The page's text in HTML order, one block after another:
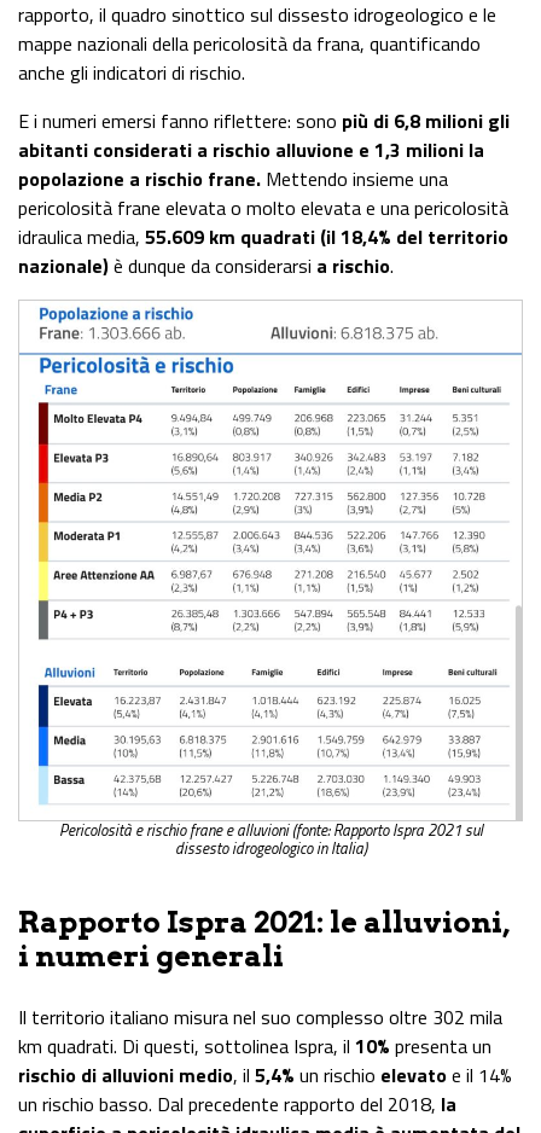
rapporto, il quadro sinottico sul dissesto idrogeologico e le
mappe nazionali della pericolosità da frana, quantificando
anche gli indicatori di rischio.
E i numeri emersi fanno riflettere: sono più di 6,8 milioni gli
abitanti considerati a rischio alluvione e 1,3 milioni la
popolazione a rischio frane. Mettendo insieme una
pericolosità frane elevata o molto elevata e una pericolosità
idraulica media, 55.609 km quadrati (il 18,4% del territorio
nazionale)è dunque da considerarsi a rischio.
Pericolosità e rischio frane e alluvioni (fonte: Rapporto Ispra 2021 sul
dissesto idrogeologico in Italia)
Rapporto Ispra 2021: le alluvioni,
i numeri generali
Il territorio italiano misura nel suo complesso oltre 302 mila
km quadrati. Di questi, sottolinea Ispra, il 10% presenta un
rischio di alluvioni medio, il 5,4% un rischio elevatoe il 14%
un rischio basso. Dal precedente rapporto del 2018, la